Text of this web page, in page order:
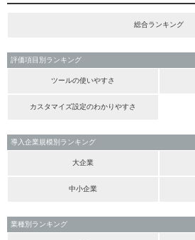
総合ランキング
評価項目別ランキング
ツールの使いやすさ
カスタマイズ設定のわかりやすさ
導入企業規模別ランキング
大企業
中小企業
業種別ランキング